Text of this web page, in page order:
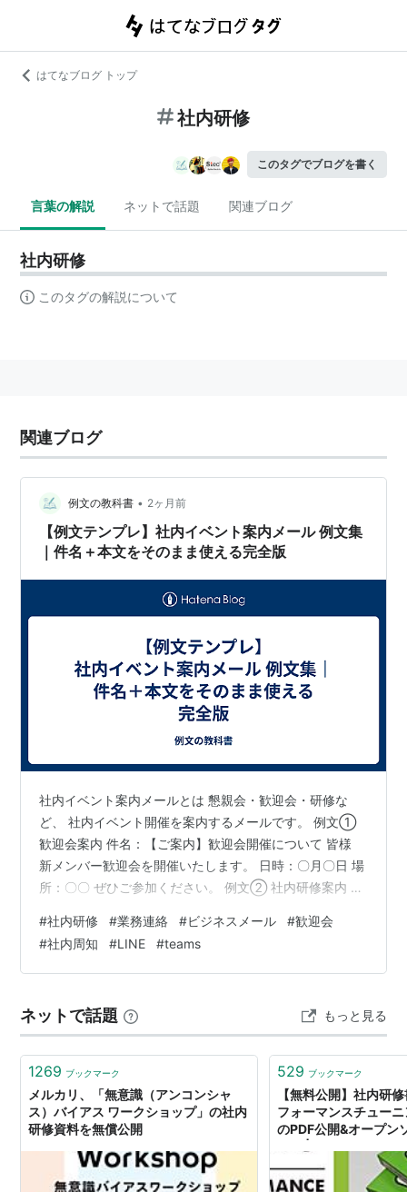
はてなブログ トップ
社内研修
このタグでブログを書く
言葉の解説 ネットで話題 関連ブログ
社内研修
このタグの解説について
関連ブログ
例文の教科書 • 2ヶ月前
【例文テンプレ】社内イベント案内メール 例文集
｜件名＋本文をそのまま使える完全版
社内イベント案内メールとは 懇親会・歓迎会・研修な
ど、 社内イベント開催を案内するメールです。 例文①
歓迎会案内 件名：【ご案内】歓迎会開催について 皆様
新メンバー歓迎会を開催いたします。 日時：〇月〇日 場
所：〇〇 ぜひご参加ください。 例文② 社内研修案内 件
いたします。 詳細は添付資料をご確認ください。 例文
③ 懇親会案内 件名：【ご案内】懇親会開催のお知らせ
皆様 社内懇親会を開催いたします。 参加希望の方は〇日
やります。 NG理由・ビジネスメールとして不適切・日時
や場所が不…
#社内研修 #業務連絡 #ビジネスメール #歓迎会
#社内周知 #LINE #teams
ネットで話題 もっと見る
1269 ブックマーク
メルカリ、「無意識（アンコンシャ
ス）バイアス ワークショップ」の社内
研修資料を無償公開
529 ブックマーク
【無料公開】社内研
フォーマンスチュー
のPDF公開&オープン